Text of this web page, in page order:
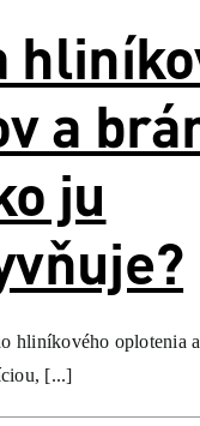
a
ju
hliníkového oplotenia
[...]